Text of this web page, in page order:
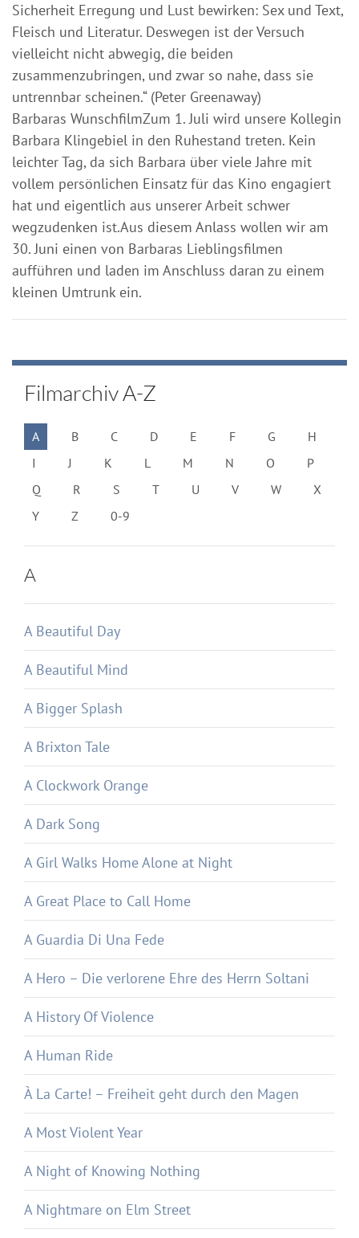
Sicherheit Erregung und Lust bewirken: Sex und Text,
Fleisch und Literatur. Deswegen ist der Versuch
vielleicht nicht abwegig, die beiden
zusammenzubringen, und zwar so nahe, dass sie
untrennbar scheinen.“ (Peter Greenaway)
Barbaras WunschfilmZum 1. Juli wird unsere Kollegin
Barbara Klingebiel in den Ruhestand treten. Kein
leichter Tag, da sich Barbara über viele Jahre mit
vollem persönlichen Einsatz für das Kino engagiert
hat und eigentlich aus unserer Arbeit schwer
wegzudenken ist.Aus diesem Anlass wollen wir am
30. Juni einen von Barbaras Lieblingsfilmen
aufführen und laden im Anschluss daran zu einem
kleinen Umtrunk ein.
Filmarchiv A-Z
A B C D E F G
H
I
J K L M N O
P
Q
R S T U V W
X
Y
Z 0-9
A
A Beautiful Day
A Beautiful Mind
A Bigger Splash
A Brixton Tale
A Clockwork Orange
A Dark Song
A Girl Walks Home Alone at Night
A Great Place to Call Home
A Guardia Di Una Fede
A Hero – Die verlorene Ehre des Herrn Soltani
A History Of Violence
A Human Ride
À La Carte! – Freiheit geht durch den Magen
A Most Violent Year
A Night of Knowing Nothing
A Nightmare on Elm Street